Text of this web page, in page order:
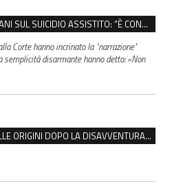
AFFONDO DEI VESCOVI EMILIANI SUL SUICIDIO ASSISTITO: “È CONTRO IL VALORE DELLA PERSONA”
Corte hanno incrinato la "narrazione"
semplicità disarmante hanno detto: «Non
PARK ZUCCHI E IL RITORNO ALLE ORIGINI DOPO LA DISAVVENTURA CON REGGIO EMILIA PARCHEGGI